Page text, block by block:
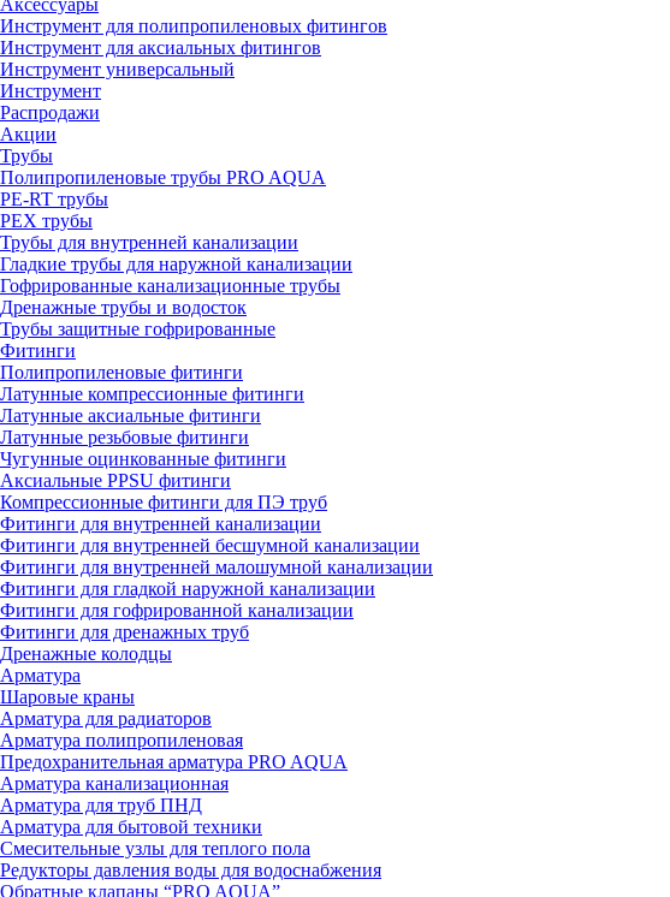
Аксессуары
Инструмент для полипропиленовых фитингов
Инструмент для аксиальных фитингов
Инструмент универсальный
Инструмент
Распродажи
Акции
Трубы
Полипропиленовые трубы PRO AQUA
PE-RT трубы
PEX трубы
Трубы для внутренней канализации
Гладкие трубы для наружной канализации
Гофрированные канализационные трубы
Дренажные трубы и водосток
Трубы защитные гофрированные
Фитинги
Полипропиленовые фитинги
Латунные компрессионные фитинги
Латунные аксиальные фитинги
Латунные резьбовые фитинги
Чугунные оцинкованные фитинги
Аксиальные PPSU фитинги
Компрессионные фитинги для ПЭ труб
Фитинги для внутренней канализации
Фитинги для внутренней бесшумной канализации
Фитинги для внутренней малошумной канализации
Фитинги для гладкой наружной канализации
Фитинги для гофрированной канализации
Фитинги для дренажных труб
Дренажные колодцы
Арматура
Шаровые краны
Арматура для радиаторов
Арматура полипропиленовая
Предохранительная арматура PRO AQUA
Арматура канализационная
Арматура для труб ПНД
Арматура для бытовой техники
Смесительные узлы для теплого пола
Редукторы давления воды для водоснабжения
Обратные клапаны “PRO AQUA”